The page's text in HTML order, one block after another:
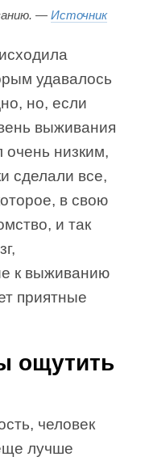
— Источник
удавалось
но, если
выживания
очень низким,
сделали все,
в свою
и так
к выживанию
приятные
ощутить
человек
лучше